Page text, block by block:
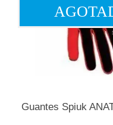
Guantes Spiuk